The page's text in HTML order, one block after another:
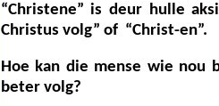
“Christene” is deur hulle
Christus volg” of “Christ-en”.
Hoe kan die mense wie nou
beter volg?